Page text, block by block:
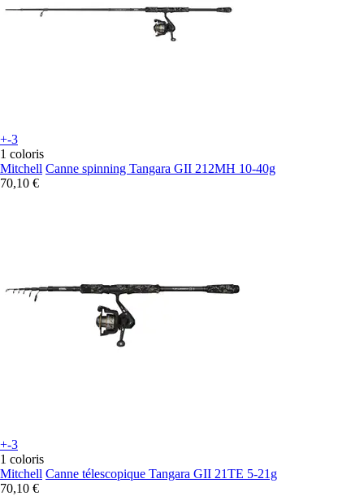
+-3
1 coloris
Mitchell Canne spinning Tangara GII 212MH 10-40g
70,10 €
+-3
1 coloris
Mitchell Canne télescopique Tangara GII 21TE 5-21g
70,10 €